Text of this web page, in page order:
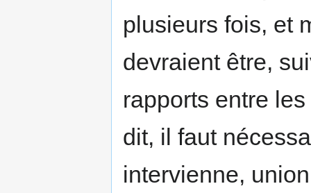
plusieurs fois, et
devraient être,
rapports entre
dit, il faut
intervienne,